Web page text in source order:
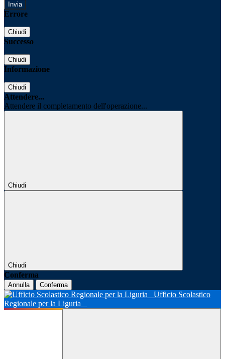
Errore
Chiudi
Successo
Chiudi
Informazione
Chiudi
Attendere...
Attendere il completamento dell'operazione...
Chiudi
Chiudi
Conferma
Annulla Conferma
Ufficio Scolastico
Regionale per la Liguria